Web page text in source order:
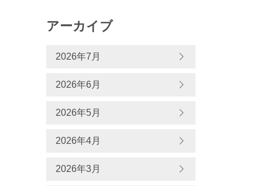
アーカイブ
2026年7月
2026年6月
2026年5月
2026年4月
2026年3月